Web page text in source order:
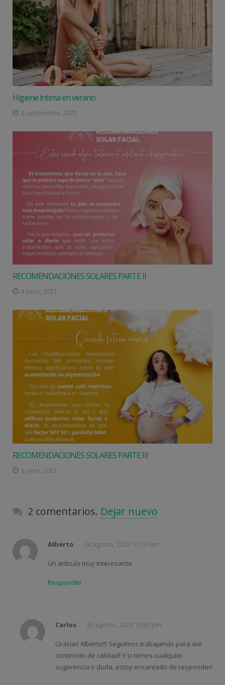
Higiene íntima en verano
8 septiembre, 2020
RECOMENDACIONES SOLARES PARTE II
4 junio, 2021
RECOMENDACIONES SOLARES PARTE III
9 junio, 2021
2 comentarios. Dejar nuevo
Alberto 24 agosto, 2023 11:26 am
Un artículo muy interesante
Responder
Carlos 26 agosto, 2023 10:50 pm
Gracias Alberto!!! Seguimos trabajando para dar
contenido de calidad! Y si tienes cualquier
sugerencia o duda, estoy encantado de responder!